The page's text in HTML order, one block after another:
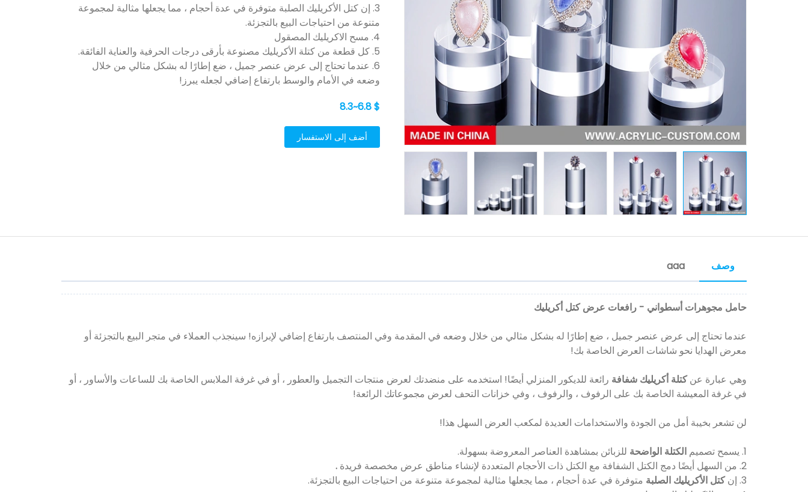
3. إن كتل الأكريليك الصلبة متوفرة في عدة أحجام ، مما يجعلها مثالية لمجموعة
متنوعة من احتياجات البيع بالتجزئة.
4. مسح الاكريليك المصقول
5. كل قطعة من كتلة الأكريليك مصنوعة بأرقى درجات الحرفية والعناية الفائقة.
6. عندما تحتاج إلى عرض عنصر جميل ، ضع إطارًا له بشكل مثالي من خلال
وضعه في الأمام والوسط بارتفاع إضافي لجعله يبرز!
$ 6.8~8.3
أضف إلى الاستفسار
وصف aaa
حامل مجوهرات أسطواني - رافعات عرض كتل أكريليك
عندما تحتاج إلى عرض عنصر جميل ، ضع إطارًا له بشكل مثالي من خلال وضعه في المقدمة وفي المنتصف بارتفاع إضافي لإبرازه! سينجذب العملاء في متجر البيع بالتجزئة أو
معرض الهدايا نحو شاشات العرض الخاصة بك!
وهي عبارة عنكتلة أكريليك شفافة رائعة للديكور المنزلي أيضًا! استخدمه على منضدتك لعرض منتجات التجميل والعطور ، أو في غرفة الملابس الخاصة بك للساعات والأساور ، أو
في غرفة المعيشة الخاصة بك على الرفوف ، والرفوف ، وفي خزانات التحف لعرض مجموعاتك الرائعة!
لن تشعر بخيبة أمل من الجودة والاستخدامات العديدة لمكعب العرض السهل هذا!
1. يسمح تصميم الكتلة الواضحة للزبائن بمشاهدة العناصر المعروضة بسهولة.
2. من السهل أيضًا دمج الكتل الشفافة مع الكتل ذات الأحجام المتعددة لإنشاء مناطق عرض مخصصة فريدة
.
3. إن
كتل الأكريليك الصلبة متوفرة في عدة أحجام ، مما يجعلها مثالية لمجموعة متنوعة من احتياجات البيع بالتجزئة.